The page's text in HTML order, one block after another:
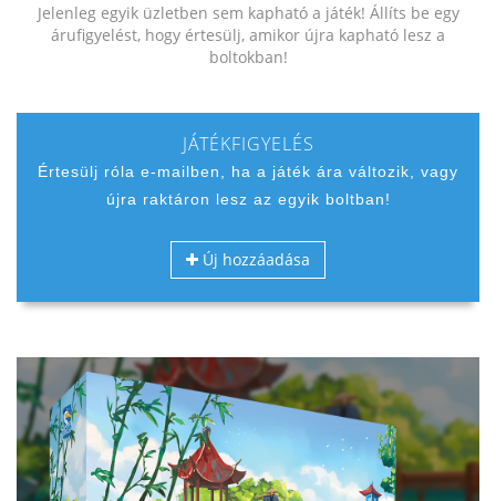
Jelenleg egyik üzletben sem kapható a játék! Állíts be egy
árufigyelést, hogy értesülj, amikor újra kapható lesz a
boltokban!
JÁTÉKFIGYELÉS
Értesülj róla e-mailben, ha a játék ára változik, vagy
újra raktáron lesz az egyik boltban!
Új hozzáadása